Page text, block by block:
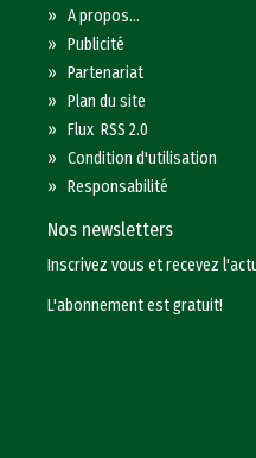
»A propos...
»Publicité
»Partenariat
»Plan du site
»Flux RSS 2.0
»Condition d'utilisation
»Responsabilité
Nos newsletters
Inscrivez vous et recevez
L'abonnement est gratuit!